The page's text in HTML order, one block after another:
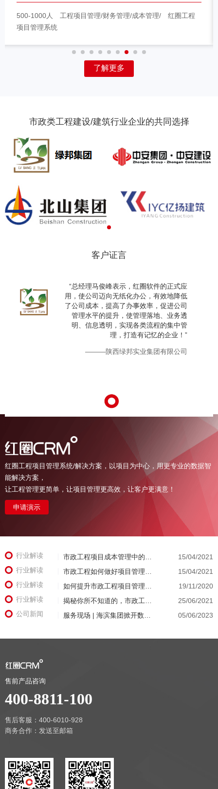
理更加轻松高效。（工程项目管理软件/解决方案）
500-1000人
工程项目管理/财务管理/成本管理/
红圈工程
项目管理系统
了解更多
市政类工程建设/建筑行业企业的共同选择
客户证言
“总经理马俊峰表示，红圈软件的正式应
用，使公司迈向无纸化办公，有效地降低
了公司成本，提高了办事效率，促进公司
管理水平的提升，使管理落地、业务透
明、信息透明，实现各类流程的集中管
理，打造有记忆的企业！”
———陕西绿邦实业集团有限公司
红圈工程项目管理系统/解决方案，以项目为中心，用更专业的数据智
能解决方案，
让工程管理更简单，让项目管理更高效，让客户更满意！
申请演示
行业解读
15/04/2021
行业解读
15/04/2021
行业解读
19/11/2020
行业解读
25/06/2021
公司新闻
05/06/2023
售前产品咨询
400-8811-100
售后客服：400-6010-928
商务合作： 发送至邮箱